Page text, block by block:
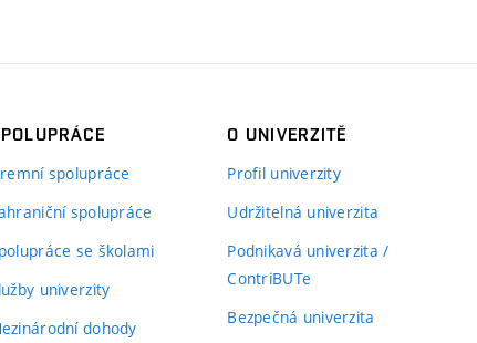
spolupráce
spolupráce
se školami
univerzity
dohody
O UNIVERZITĚ
Profil univerzity
Udržitelná univerzita
Podnikavá univerzita /
ContriBUTe
Bezpečná univerzita